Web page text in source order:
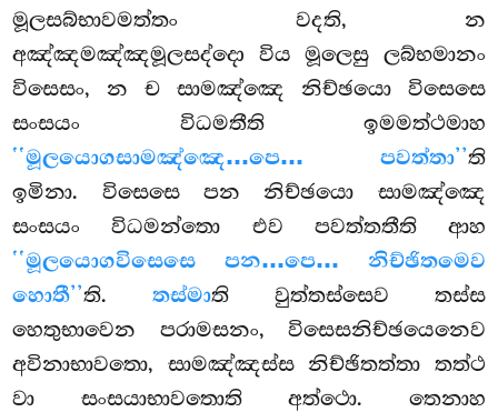
මූලසබ්භාවමත්තං වදති, න
අඤ්ඤමඤ්ඤමූලසද්දො විය මූලෙසු ලබ්භමානං
විසෙසං, න ච සාමඤ්ඤෙ නිච්ඡයො විසෙසෙ
සංසයං විධමතීති ඉමමත්ථමාහ
‘‘මූලයොගසාමඤ්ඤෙ…පෙ… පවත්තා’’ති
ඉමිනා. විසෙසෙ පන නිච්ඡයො සාමඤ්ඤෙ
සංසයං විධමන්තො එව පවත්තතීති ආහ
‘‘මූලයොගවිසෙසෙ පන…පෙ… නිච්ඡිතමෙව
හොතී’’ති.තස්මාති වුත්තස්සෙව තස්ස
හෙතුභාවෙන පරාමසනං, විසෙසනිච්ඡයෙනෙව
අවිනාභාවතො, සාමඤ්ඤස්ස නිච්ඡිතත්තා තත්ථ
වා සංසයාභාවතොති අත්ථො. තෙනාහ